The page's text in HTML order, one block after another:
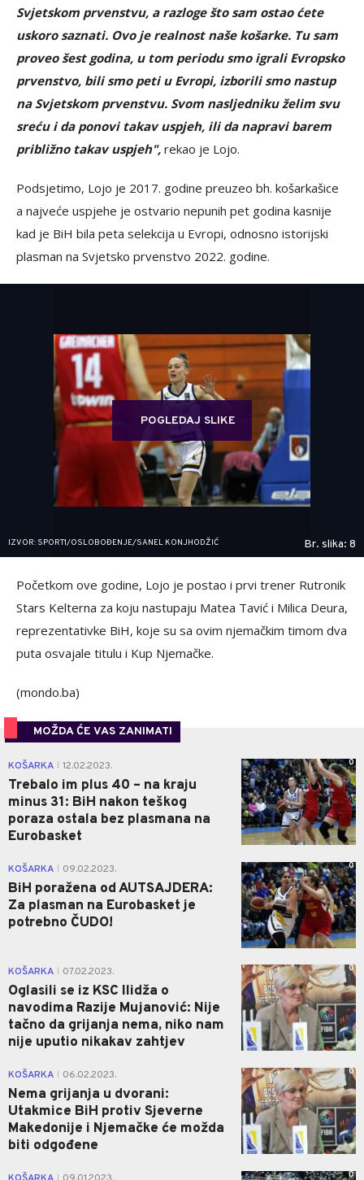
Svjetskom prvenstvu, a razloge što sam ostao ćete
uskoro saznati. Ovo je realnost naše košarke. Tu sam
proveo šest godina, u tom periodu smo igrali Evropsko
prvenstvo, bili smo peti u Evropi, izborili smo nastup
na Svjetskom prvenstvu. Svom nasljedniku želim svu
sreću i da ponovi takav uspjeh, ili da napravi barem
približno takav uspjeh", rekao je Lojo.
Podsjetimo, Lojo je 2017. godine preuzeo bh. košarkašice
a najveće uspjehe je ostvario nepunih pet godina kasnije
kad je BiH bila peta selekcija u Evropi, odnosno istorijski
plasman na Svjetsko prvenstvo 2022. godine.
POGLEDAJ SLIKE
IZVOR: SPORT1/OSLOBOĐENJE/SANEL KONJHODŽIĆ Br. slika: 8
Početkom ove godine, Lojo je postao i prvi trener Rutronik
Stars Kelterna za koju nastupaju Matea Tavić i Milica Deura,
reprezentativke BiH, koje su sa ovim njemačkim timom dva
puta osvajale titulu i Kup Njemačke.
(mondo.ba)
MOŽDA ĆE VAS ZANIMATI
KOŠARKA 12.02.2023.
Trebalo im plus 40 – na kraju
minus 31: BiH nakon teškog
poraza ostala bez plasmana na
Eurobasket
0
KOŠARKA 09.02.2023.
BiH poražena od AUTSAJDERA:
Za plasman na Eurobasket je
potrebno ČUDO!
0
KOŠARKA 07.02.2023.
Oglasili se iz KSC Ilidža o
navodima Razije Mujanović: Nije
tačno da grijanja nema, niko nam
nije uputio nikakav zahtjev
0
KOŠARKA 06.02.2023.
Nema grijanja u dvorani:
Utakmice BiH protiv Sjeverne
Makedonije i Njemačke će možda
biti odgođene
0
0